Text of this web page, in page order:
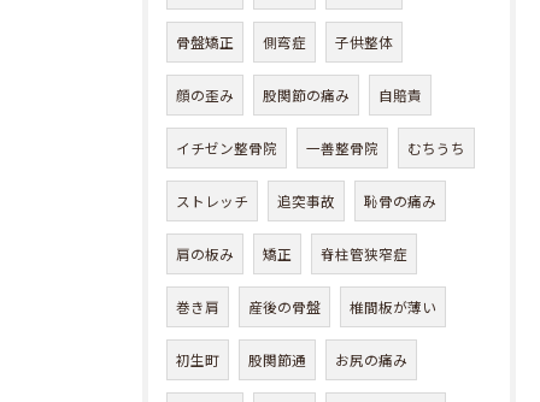
骨盤矯正 側弯症 子供整体
顔の歪み 股関節の痛み 自賠責
イチゼン整骨院 一善整骨院 むちうち
ストレッチ 追突事故 恥骨の痛み
肩の板み 矯正 脊柱管狭窄症
巻き肩 産後の骨盤 椎間板が薄い
初生町 股関節通 お尻の痛み